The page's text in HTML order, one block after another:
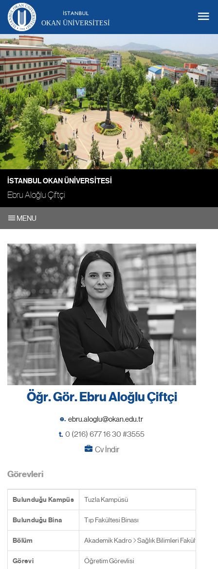
OKAN ÜNIVERSITESI
İSTANBUL OKAN ÜNIVERSITESI
Ebru Aloğlu Çiftçi
MENU
Öğr. Gör. Ebru Aloğlu Çiftçi
e.
t. 0 (216) 677 16 30 #3555
Cv İndir
Görevleri
Bulunduğu Kampüs Tuzla Kampüsü
Bulunduğu Bina Tıp Fakültesi Binası
Bölüm Akademik Kadro Sağlık Bilimleri Fakültesi
Görevi Öğretim Görevlisi